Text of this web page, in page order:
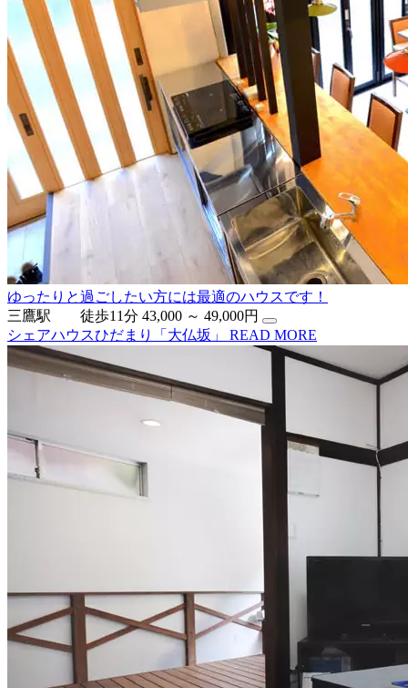
ゆったりと過ごしたい方には最適のハウスです！
三鷹駅 徒歩11分 43,000 ～ 49,000円
シェアハウスひだまり「大仏坂」
READ MORE